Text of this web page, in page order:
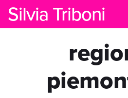
Silvia Triboni